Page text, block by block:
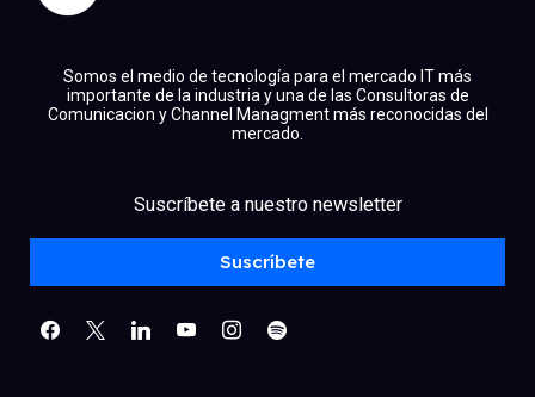
Somos el medio de tecnología para el mercado IT más
importante de la industria y una de las Consultoras de
Comunicacion y Channel Managment más reconocidas del
mercado.
Suscríbete a nuestro newsletter
Suscríbete
linkedinyoutubeinstagram
spotify